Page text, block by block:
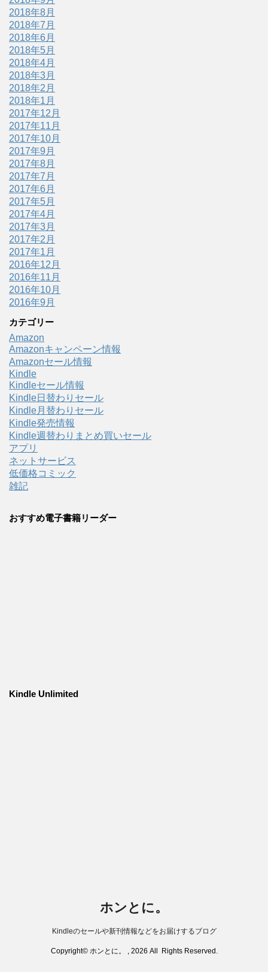
2018年8月
2018年7月
2018年6月
2018年5月
2018年4月
2018年3月
2018年2月
2018年1月
2017年12月
2017年11月
2017年10月
2017年9月
2017年8月
2017年7月
2017年6月
2017年5月
2017年4月
2017年3月
2017年2月
2017年1月
2016年12月
2016年11月
2016年10月
2016年9月
カテゴリー
Amazon
Amazonキャンペーン情報
Amazonセール情報
Kindle
Kindleセール情報
Kindle日替わりセール
Kindle月替わりセール
Kindle発売情報
Kindle週替わりまとめ買いセール
アプリ
ネットサービス
低価格コミック
雑記
おすすめ電子書籍リーダー
Kindle Unlimited
ホンとに。
Kindleのセールや新刊情報などをお届けするブログ
Copyright© ホンとに。 , 2026 All Rights Reserved.